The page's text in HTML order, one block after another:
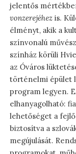
jelentős
vonzerejéhez is.
élményt, akik a
színvonalú
színház körüli
az Óváros
történelmi épület
program legyen.
elhanyagolható:
lehetőséget a
biztosítva a
megújulását.